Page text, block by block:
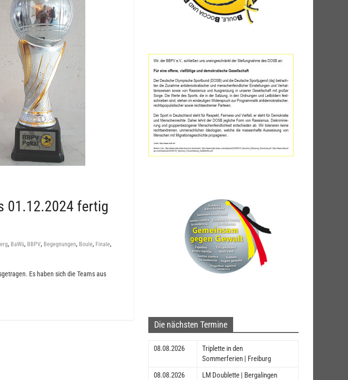
01.12.2024 fertig
, BaWü, BBPV, Begegnungen, Boule, Finale,
Es haben sich die Teams aus
Die nächsten Termine
08.08.2026
Triplette in den
Sommerferien | Freiburg
08.08.2026
LM Doublette | Bergalingen